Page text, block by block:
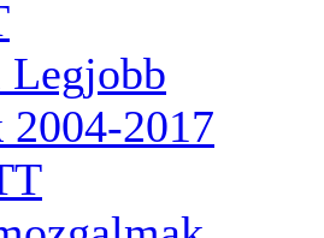
Legjobb
2004-2017